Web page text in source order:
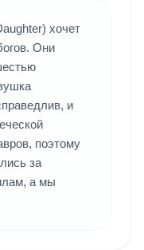
хочет
Они
и
поэтому
за
а мы